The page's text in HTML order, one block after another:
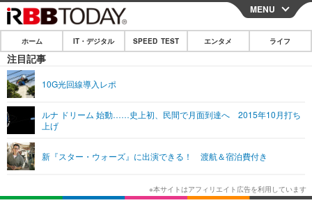
CLOSE
ホーム
IT・デジタル
ショッピング その他
SPEED TEST
エンタメ
エンタメTOP 映画・ドラマ
韓国・芸能
ライフ
ライフTOP グルメ
リリース一覧
MENU
ホーム IT・デジタル SPEED TEST エンタメ ライフ
注目記事
10G光回線導入レポ
ルナ ドリーム 始動……史上初、民間で月面到達へ 2015年10月打ち
上げ
新『スター・ウォーズ』に出演できる！ 渡航＆宿泊費付き